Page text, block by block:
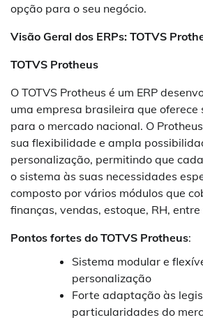
opção para o seu negócio.
Visão Geral dos ERPs: TOTVS
TOTVS Protheus
O TOTVS Protheus é um ERP
uma empresa brasileira que oferece
para o mercado nacional. O
sua flexibilidade e ampla
personalização, permitindo que
o sistema às suas necessidades
composto por vários módulos que
finanças, vendas, estoque, RH,
Pontos fortes do TOTVS Protheus:
Sistema modular e
personalização
Forte adaptação às
particularidades do